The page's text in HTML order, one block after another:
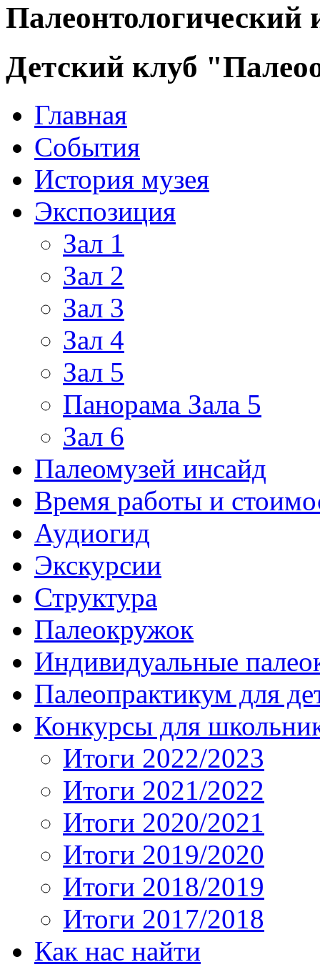
Палеонтологический
Детский клуб
Главная
События
История музея
Экспозиция
Зал 1
Зал 2
Зал 3
Зал 4
Зал 5
Панорама Зала 5
Зал 6
Палеомузей инсайд
Время работы и
Аудиогид
Экскурсии
Структура
Палеокружок
Индивидуальные
Палеопрактикум для
Конкурсы для
Итоги 2022/2023
Итоги 2021/2022
Итоги 2020/2021
Итоги 2019/2020
Итоги 2018/2019
Итоги 2017/2018
Как нас найти